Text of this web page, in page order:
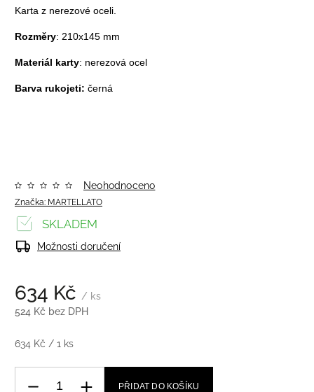
Karta z nerezové oceli.
Rozměry: 210x145 mm
Materiál karty: nerezová ocel
Barva rukojeti: černá
Značka: MARTELLATO
Neohodnoceno
634 Kč / ks
524 Kč bez DPH
634 Kč / 1 ks
SKLADEM
Možnosti doručení
PŘIDAT DO KOŠÍKU